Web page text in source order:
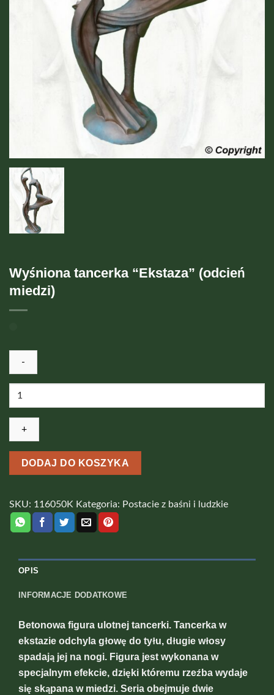
Wyśniona tancerka “Ekstaza” (odcień
miedzi)
tancerka
“Ekstaza”
miedzi)
DODAJ DO KOSZYKA
SKU: 116050K Kategoria: Postacie z baśni i ludzkie
OPIS
INFORMACJE DODATKOWE
Betonowa figura ulotnej tancerki. Tancerka w
ekstazie odchyla głowę do tyłu, długie włosy
spadają jej na nogi. Figura jest wykonana w
specjalnym efekcie, dzięki któremu rzeźba wydaje
się skąpana w miedzi. Seria obejmuje dwie